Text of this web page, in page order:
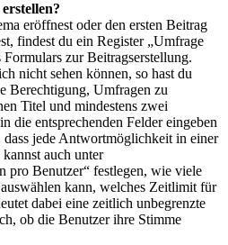
eröffnest oder den ersten Beitrag
findest du ein Register „Umfrage
Formulars zur Beitragserstellung.
nicht sehen können, so hast du
Berechtigung, Umfragen zu
Titel und mindestens zwei
die entsprechenden Felder eingeben
dass jede Antwortmöglichkeit in einer
auch unter
pro Benutzer“ festlegen, wie viele
kann, welches Zeitlimit für
dabei eine zeitlich unbegrenzte
ob die Benutzer ihre Stimme